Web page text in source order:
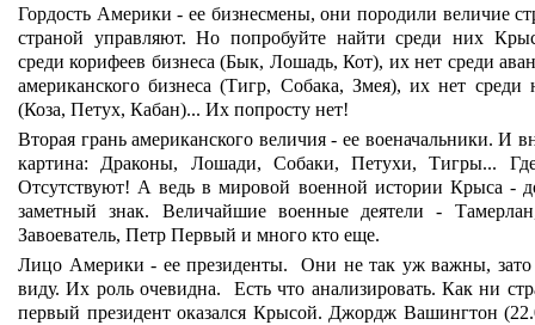
Гордость Америки - ее бизнесмены, они породили величие
страной управляют. Но попробуйте найти среди них
среди корифеев бизнеса (Бык, Лошадь, Кот), их нет среди
американского бизнеса (Тигр, Собака, Змея), их нет среди
(Коза, Петух, Кабан)... Их попросту нет!
Вторая грань американского величия - ее военачальники. И
картина: Драконы, Лошади, Собаки, Петухи, Тигры...
Отсутствуют! А ведь в мировой военной истории Крыса -
заметный знак. Величайшие военные деятели -
Завоеватель, Петр Первый и много кто еще.
Лицо Америки - ее президенты. Они не так уж важны, зато
виду. Их роль очевидна. Есть что анализировать. Как ни
первый президент оказался Крысой. Джордж Вашингтон